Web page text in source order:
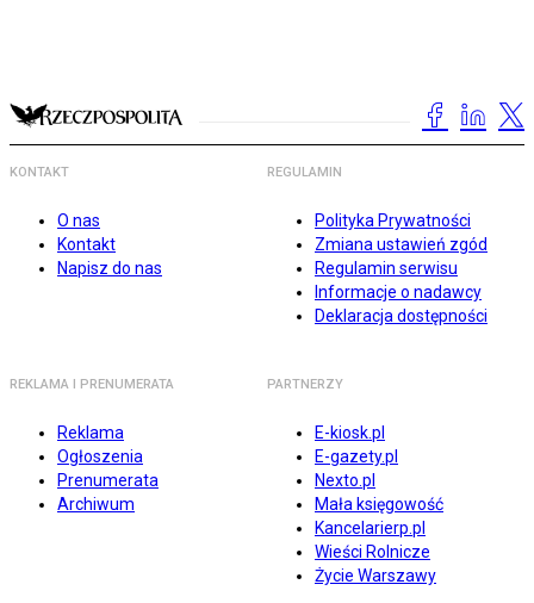
KONTAKT
O nas
Kontakt
Napisz do nas
REGULAMIN
Polityka Prywatności
Zmiana ustawień zgód
Regulamin serwisu
Informacje o nadawcy
Deklaracja dostępności
REKLAMA I PRENUMERATA
Reklama
Ogłoszenia
Prenumerata
Archiwum
PARTNERZY
E-kiosk.pl
E-gazety.pl
Nexto.pl
Mała księgowość
Kancelarierp.pl
Wieści Rolnicze
Życie Warszawy